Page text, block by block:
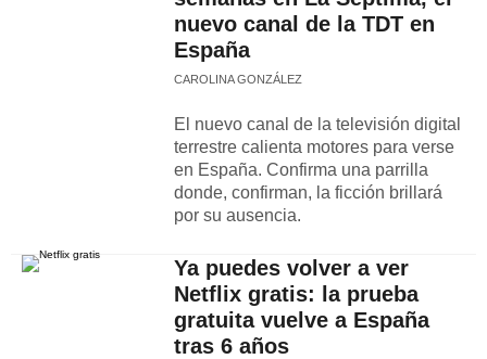
nuevo canal de la TDT en
España
CAROLINA GONZÁLEZ
El nuevo canal de la televisión digital
terrestre calienta motores para verse
en España. Confirma una parrilla
donde, confirman, la ficción brillará
por su ausencia.
Ya puedes volver a ver
Netflix gratis: la prueba
gratuita vuelve a España
tras 6 años